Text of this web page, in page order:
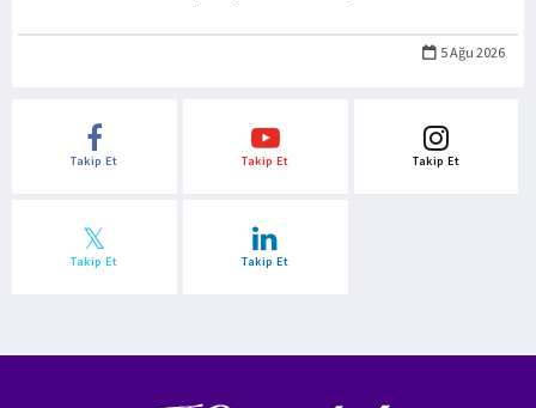
5 Ağu 2026
Takip Et Takip Et Takip Et
Takip Et Takip Et